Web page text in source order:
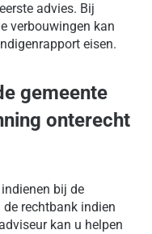
advies. Bij
verbouwingen kan
eisen.
gemeente
onterecht
bij de
rechtbank indien
kan u helpen